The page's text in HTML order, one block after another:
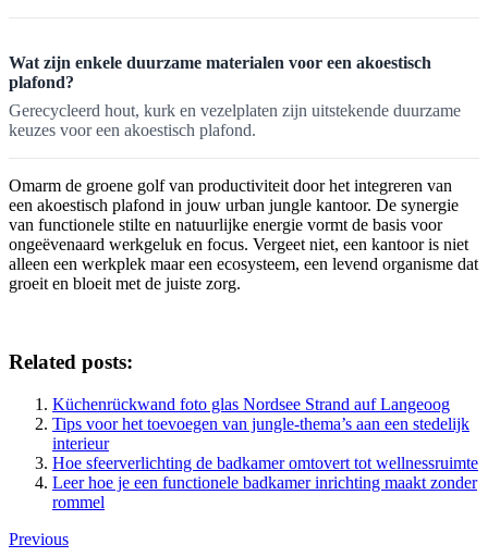
Wat zijn enkele duurzame materialen voor een akoestisch
plafond?
Gerecycleerd hout, kurk en vezelplaten zijn uitstekende duurzame
keuzes voor een akoestisch plafond.
Omarm de groene golf van productiviteit door het integreren van
een akoestisch plafond in jouw urban jungle kantoor. De synergie
van functionele stilte en natuurlijke energie vormt de basis voor
ongeëvenaard werkgeluk en focus. Vergeet niet, een kantoor is niet
alleen een werkplek maar een ecosysteem, een levend organisme dat
groeit en bloeit met de juiste zorg.
Related posts:
Küchenrückwand foto glas Nordsee Strand auf Langeoog
Tips voor het toevoegen van jungle-thema’s aan een stedelijk
interieur
Hoe sfeerverlichting de badkamer omtovert tot wellnessruimte
Leer hoe je een functionele badkamer inrichting maakt zonder
rommel
Previous